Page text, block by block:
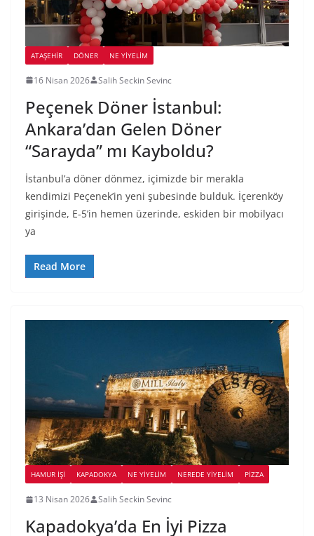
ATAŞEHIR DÖNER NE YİYELİM
16 Nisan 2026 Salih Seckin Sevinc
Peçenek Döner İstanbul:
Ankara’dan Gelen Döner
“Sarayda” mı Kayboldu?
İstanbul’a döner dönmez, içimizde bir merakla
kendimizi Peçenek’in yeni şubesinde bulduk. İçerenköy
girişinde, E-5’in hemen üzerinde, eskiden bir mobilyacı
ya
Read More
HAMUR İŞI KAPADOKYA NE YİYELİM NEREDE YİYELİM PIZZA
13 Nisan 2026 Salih Seckin Sevinc
Kapadokya’da En İyi Pizza